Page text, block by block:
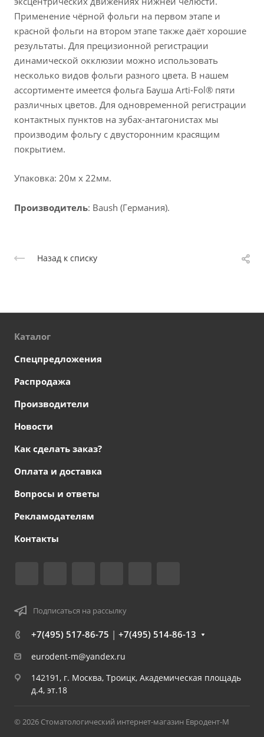
Применение чёрной фольги на первом этапе и
красной фольги на втором этапе также даёт хорошие
результаты. Для прецизионной регистрации
динамической окклюзии можно использовать
несколько видов фольги разного цвета. В нашем
ассортименте имеется фольга Бауша Arti-Fol® пяти
различных цветов. Для одновременной регистрации
контактных пунктов на зубах-антагонистах мы
производим фольгу с двусторонним красящим
покрытием.
Упаковка: 20м х 22мм.
Производитель: Baush (Германия).
Назад к списку
Каталог
Спецпредложения
Распродажа
Производители
Новости
Как сделать заказ?
Оплата и доставка
Вопросы и ответы
Рекламодателям
Контакты
Подписаться на рассылку
+7(495) 517-86-75 | +7(495) 514-86-13
eurodent-m@yandex.ru
142191, г. Москва, Троицк, Академическая площадь
д.4, эт.18
© 2026 Стоматологический интернет-магазин Евродент-М